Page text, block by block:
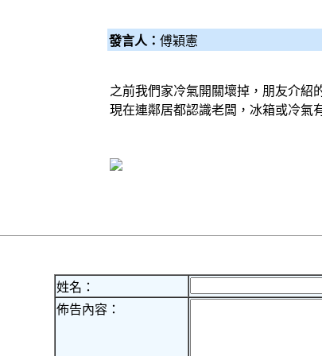
發言人： 傅穎憲
之前我們家冷氣開關壞掉，朋友介紹
現在連鄰居都認識老闆，冰箱或冷氣
姓名：
佈告內容：